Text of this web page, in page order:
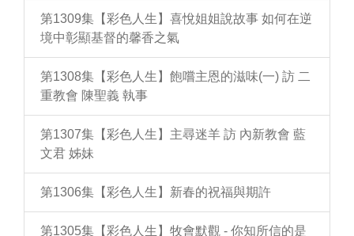
第1309集【彩色人生】喜悅姐姐說故事 如何在逆
境中彰顯基督的馨香之氣
第1308集【彩色人生】飽嚐主恩的滋味(一) 訪 二
重教會 陳聖義 執事
第1307集【彩色人生】主尋迷羊 訪 內新教會 藍
文君 姊妹
第1306集【彩色人生】新春的祝福與期許
第1305集【彩色人生】牧會默觀 - 你知所信的是